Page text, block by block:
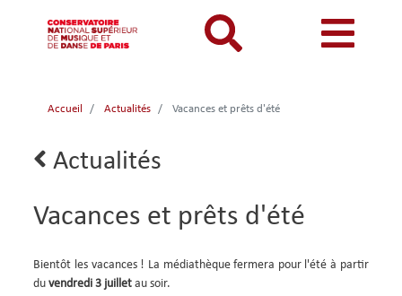
au
contenu
Catalogue
Mon
compte
mobile
Menu
mon
mobile
Je me connecte pour la première fois
Menu
mobile
INFORMATIONS PRATIQUES
FONDS CDMC-MMC
Accueil Actualités Vacances et prêts d'été
Lien Actualités
Vacances et prêts d'été
Body
Bientôt les vacances ! La médiathèque fermera pour l'été à partir
duvendredi 3 juillet au soir.